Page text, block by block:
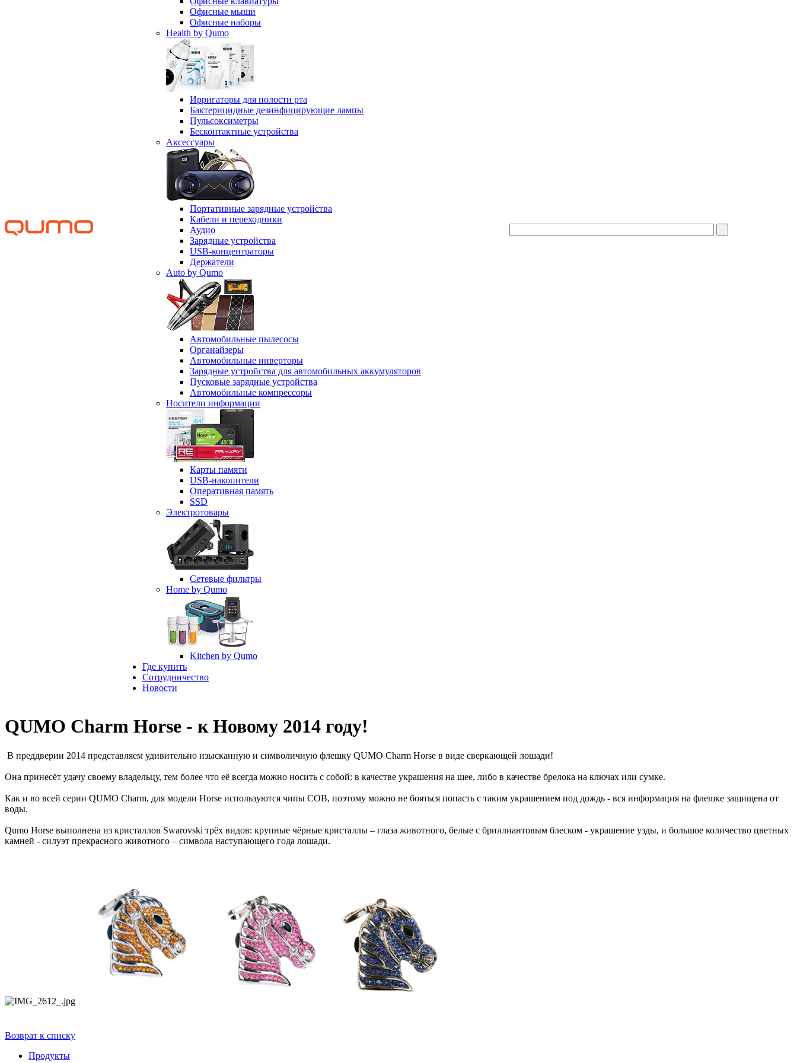
Офисные мыши
Офисные наборы
Health by Qumo
Ирригаторы для полости рта
Бактерицидные дезинфицирующие лампы
Пульсоксиметры
Бесконтактные устройства
Аксессуары
Портативные зарядные устройства
Кабели и переходники
Аудио
Зарядные устройства
USB-концентраторы
Держатели
Auto by Qumo
Автомобильные пылесосы
Органайзеры
Автомобильные инверторы
Зарядные устройства для автомобильных аккумуляторов
Пусковые зарядные устройства
Автомобильные компрессоры
Носители информации
Карты памяти
USB-накопители
Оперативная память
SSD
Электротовары
Сетевые фильтры
Home by Qumo
Kitchen by Qumo
Где купить
Сотрудничество
Новости
QUMO Charm Horse - к Новому 2014 году!
В преддверии 2014 представляем удивительно изысканную и символичную флешку QUMO Charm Horse в виде сверкающей лошади!
Она принесёт удачу своему владельцу, тем более что её всегда можно носить с собой: в качестве украшения на шее, либо в качестве брелока на ключах или сумке.
Как и во всей серии QUMO Charm, для модели Horse используются чипы COB, поэтому можно не бояться попасть с таким украшением под дождь - вся информация на флешке защищена от
воды.
Qumo Horse выполнена из кристаллов Swarovski трёх видов: крупные чёрные кристаллы – глаза животного, белые с бриллиантовым блеском - украшение узды, и большое количество цветных
камней - силуэт прекрасного животного – символа наступающего года лошади.
Возврат к списку
Продукты